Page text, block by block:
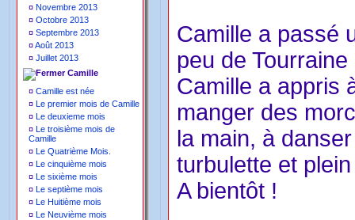
¤ Novembre 2013
¤ Octobre 2013
¤ Septembre 2013
¤Août 2013
¤ Juillet 2013
Camille
¤ Camille est née
¤ Le premier mois de Camille
¤ Le deuxieme mois
¤ Le troisième mois de
Camille
¤ Le Quatrième Mois.
¤ Le cinquième mois
¤ Le sixième mois
¤ Le septième mois
¤ Le Huitième mois
¤ Le Neuvième mois
Camille a passé
peu de
Camille a appris
manger des
la main, à
turbulette et
A bientôt !